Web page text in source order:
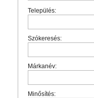
Település:
Szókeresés:
Márkanév:
Minősítés: